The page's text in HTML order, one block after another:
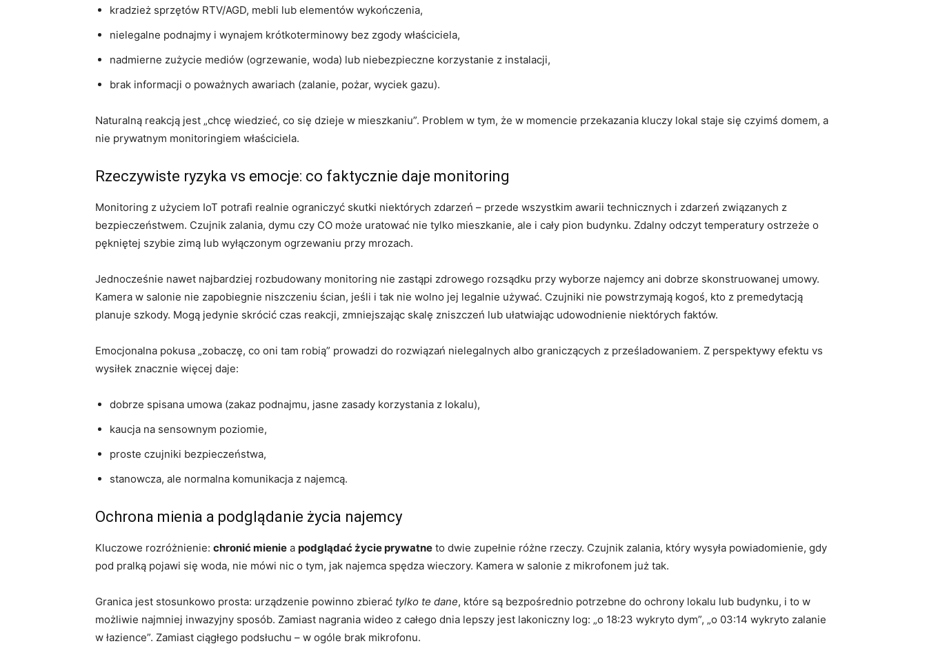
kradzież sprzętów RTV/AGD, mebli lub elementów wykończenia,
nielegalne podnajmy i wynajem krótkoterminowy bez zgody właściciela,
nadmierne zużycie mediów (ogrzewanie, woda) lub niebezpieczne korzystanie z instalacji,
brak informacji o poważnych awariach (zalanie, pożar, wyciek gazu).
Naturalną reakcją jest „chcę wiedzieć, co się dzieje w mieszkaniu”. Problem w tym, że w momencie przekazania kluczy lokal staje się czyimś domem, a
nie prywatnym monitoringiem właściciela.
Rzeczywiste ryzyka vs emocje: co faktycznie daje monitoring
Monitoring z użyciem IoT potrafi realnie ograniczyć skutki niektórych zdarzeń – przede wszystkim awarii technicznych i zdarzeń związanych z
bezpieczeństwem. Czujnik zalania, dymu czy CO może uratować nie tylko mieszkanie, ale i cały pion budynku. Zdalny odczyt temperatury ostrzeże o
pękniętej szybie zimą lub wyłączonym ogrzewaniu przy mrozach.
Jednocześnie nawet najbardziej rozbudowany monitoring nie zastąpi zdrowego rozsądku przy wyborze najemcy ani dobrze skonstruowanej umowy.
Kamera w salonie nie zapobiegnie niszczeniu ścian, jeśli i tak nie wolno jej legalnie używać. Czujniki nie powstrzymają kogoś, kto z premedytacją
planuje szkody. Mogą jedynie skrócić czas reakcji, zmniejszając skalę zniszczeń lub ułatwiając udowodnienie niektórych faktów.
Emocjonalna pokusa „zobaczę, co oni tam robią” prowadzi do rozwiązań nielegalnych albo graniczących z prześladowaniem. Z perspektywy efektu vs
wysiłek znacznie więcej daje:
dobrze spisana umowa (zakaz podnajmu, jasne zasady korzystania z lokalu),
kaucja na sensownym poziomie,
proste czujniki bezpieczeństwa,
stanowcza, ale normalna komunikacja z najemcą.
Ochrona mienia a podglądanie życia najemcy
Kluczowe rozróżnienie: chronić mienie a podglądać życie prywatne to dwie zupełnie różne rzeczy. Czujnik zalania, który wysyła powiadomienie, gdy
pod pralką pojawi się woda, nie mówi nic o tym, jak najemca spędza wieczory. Kamera w salonie z mikrofonem już tak.
Granica jest stosunkowo prosta: urządzenie powinno zbierać tylko te dane, które są bezpośrednio potrzebne do ochrony lokalu lub budynku, i to w
możliwie najmniej inwazyjny sposób. Zamiast nagrania wideo z całego dnia lepszy jest lakoniczny log: „o 18:23 wykryto dym”, „o 03:14 wykryto zalanie
w łazience”. Zamiast ciągłego podsłuchu – w ogóle brak mikrofonu.